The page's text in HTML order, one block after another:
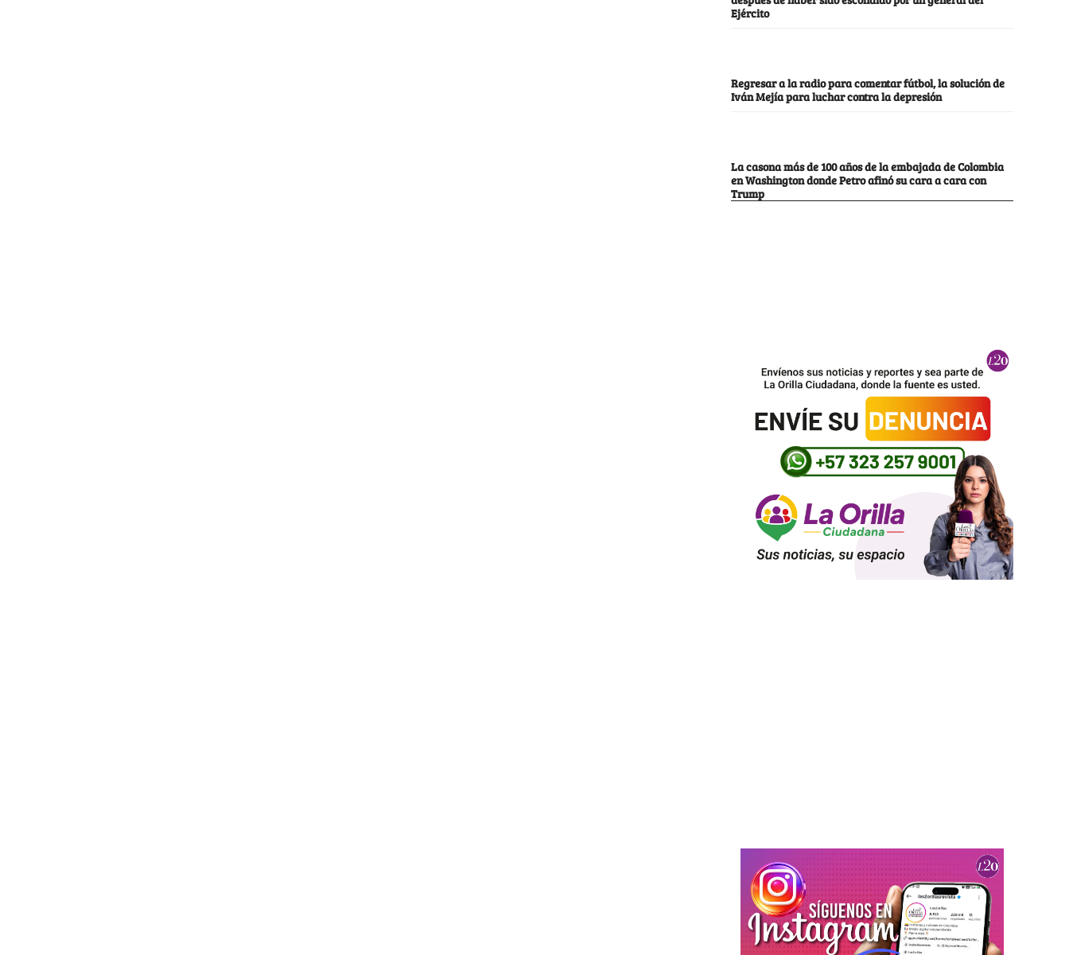
Ejército
Regresar a la radio para comentar fútbol, la solución de
Iván Mejía para luchar contra la depresión
La casona más de 100 años de la embajada de Colombia
en Washington donde Petro afinó su cara a cara con
Trump